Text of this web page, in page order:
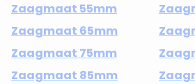
Zaagmaat 55mm
Zaagmaat 65mm
Zaagmaat 75mm
Zaagmaat 85mm